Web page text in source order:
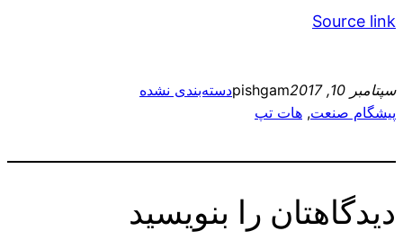
Source link
سپتامبر 10, 2017 pishgamدسته‌بندی نشده
پیشگام صنعت, هات تپ
دیدگاهتان را بنویسید